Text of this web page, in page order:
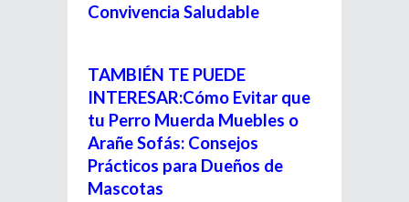
Convivencia Saludable
TAMBIÉN TE PUEDE
INTERESAR:Cómo Evitar que
tu Perro Muerda Muebles o
Arañe Sofás: Consejos
Prácticos para Dueños de
Mascotas